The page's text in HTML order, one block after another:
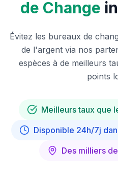
de Change in
Évitez les bureaux de
de l'argent via nos
espèces à de meilleurs
points
Meilleurs taux que
Disponible 24h/7j
Des milliers